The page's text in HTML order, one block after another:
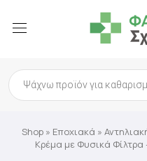
Products
search
Shop » Εποχιακά »
Κρέμα με Φυσικά